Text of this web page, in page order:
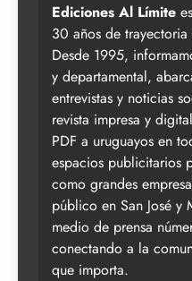
Ediciones Al Límite
30 años de
Desde 1995,
y departamental,
entrevistas y noticias
revista impresa y
PDF a uruguayos en
espacios publicitarios
como grandes
público en San José y
medio de prensa
conectando a la
que importa.